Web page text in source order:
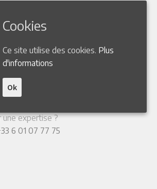
CONTACTEZ-NOUS
4 50 38 77 20
votre collection ou quelques
une expertise ?
6 01 07 77 75
Cookies
Ce site utilise des cookies. Plus
d'informations
Ok